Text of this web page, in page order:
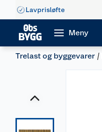
Lavprisløfte
Meny
Trelast og byggevarer